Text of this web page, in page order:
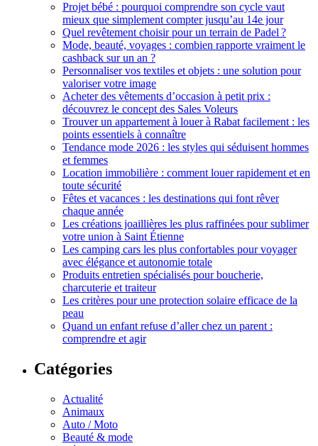
Projet bébé : pourquoi comprendre son cycle vaut
mieux que simplement compter jusqu’au 14e jour
Quel revêtement choisir pour un terrain de Padel ?
Mode, beauté, voyages : combien rapporte vraiment le
cashback sur un an ?
Personnaliser vos textiles et objets : une solution pour
valoriser votre image
Acheter des vêtements d’occasion à petit prix :
découvrez le concept des Sales Voleurs
Trouver un appartement à louer à Rabat facilement : les
points essentiels à connaître
Tendance mode 2026 : les styles qui séduisent hommes
et femmes
Location immobilière : comment louer rapidement et en
toute sécurité
Fêtes et vacances : les destinations qui font rêver
chaque année
Les créations joaillières les plus raffinées pour sublimer
votre union à Saint Étienne
Les camping cars les plus confortables pour voyager
avec élégance et autonomie totale
Produits entretien spécialisés pour boucherie,
charcuterie et traiteur
Les critères pour une protection solaire efficace de la
peau
Quand un enfant refuse d’aller chez un parent :
comprendre et agir
Catégories
Actualité
Animaux
Auto / Moto
Beauté & mode